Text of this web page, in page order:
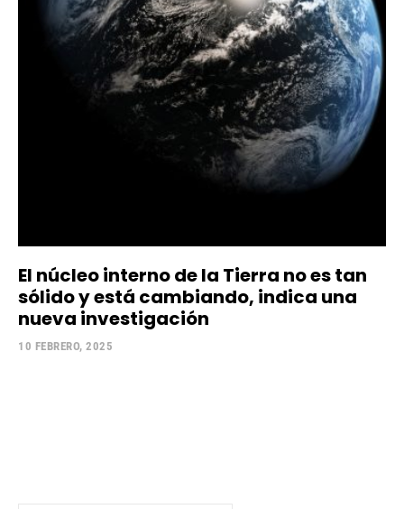
El núcleo interno de la Tierra no es tan
sólido y está cambiando, indica una
nueva investigación
10 FEBRERO, 2025